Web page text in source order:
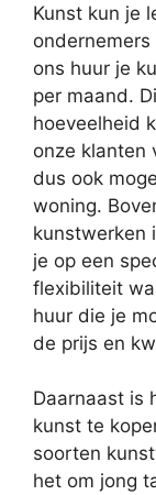
Kunst kun je
ons huur je
per maand.
hoeveelheid
onze klanten
dus ook
woning.
kunstwerken
je op een
flexibiliteit
huur die je
de prijs en
Daarnaast is
kunst te
soorten
het om jong